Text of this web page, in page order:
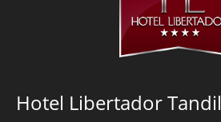
Hotel Libertador Tandil